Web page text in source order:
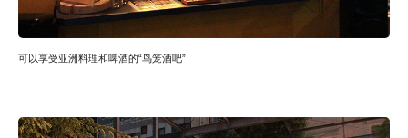
可以享受亚洲料理和啤酒的“鸟笼酒吧”